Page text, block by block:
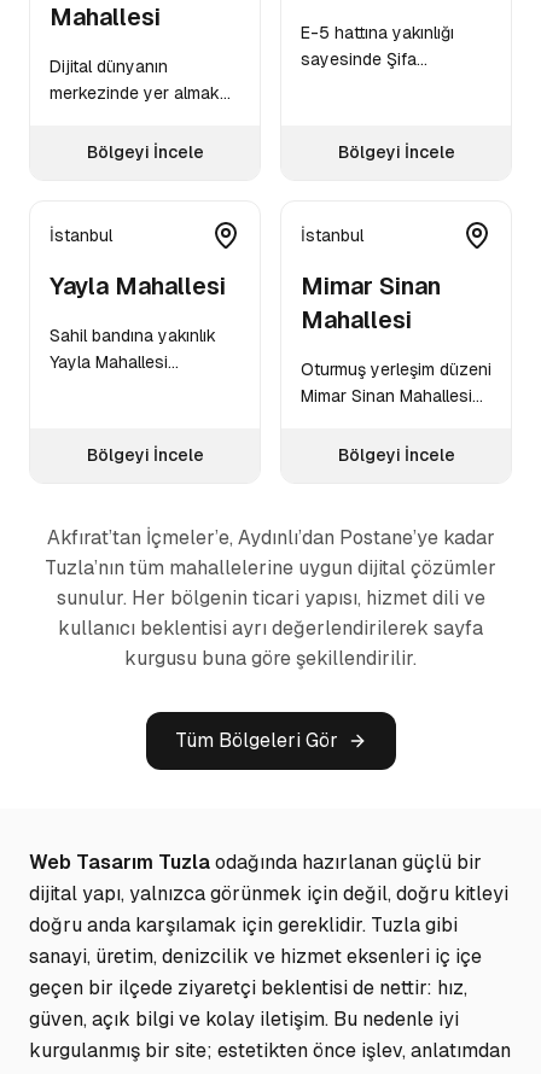
Mahallesi
Dijital dünyanın
merkezinde yer almak
işletmeleri için...
Bölgeyi İncele
E-5 hattına yakınlığı
sayesinde Şifa
Bölgeyi İncele
İstanbul
Yayla Mahallesi
Sahil bandına yakınlık
Yayla Mahallesi
Bölgeyi İncele
İstanbul
Mimar Sinan
Mahallesi
Oturmuş yerleşim düzeni
Mimar Sinan Mahallesi
Bölgeyi İncele
Akfırat’tan İçmeler’e, Aydınlı’dan Postane’ye kadar
Tuzla’nın tüm mahallelerine uygun dijital çözümler
sunulur. Her bölgenin ticari yapısı, hizmet dili ve
kullanıcı beklentisi ayrı değerlendirilerek sayfa
kurgusu buna göre şekillendirilir.
Tüm Bölgeleri Gör
Web Tasarım Tuzlaodağında hazırlanan güçlü bir
dijital yapı, yalnızca görünmek için değil, doğru kitleyi
doğru anda karşılamak için gereklidir. Tuzla gibi
sanayi, üretim, denizcilik ve hizmet eksenleri iç içe
geçen bir ilçede ziyaretçi beklentisi de nettir: hız,
güven, açık bilgi ve kolay iletişim. Bu nedenle iyi
kurgulanmış bir site; estetikten önce işlev, anlatımdan